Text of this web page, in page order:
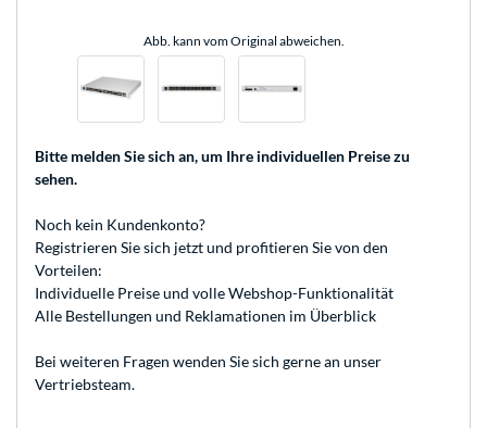
Abb. kann vom Original abweichen.
Bitte melden Sie sich an, um Ihre individuellen Preise zu
sehen.
Noch kein Kundenkonto?
Registrieren Sie sich jetzt und profitieren Sie von den
Vorteilen:
Individuelle Preise und volle Webshop-Funktionalität
Alle Bestellungen und Reklamationen im Überblick
Bei weiteren Fragen wenden Sie sich gerne an unser
Vertriebsteam.